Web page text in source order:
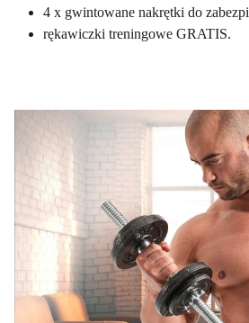
4 x gwintowane nakrętki do
rękawiczki treningowe GRATIS.